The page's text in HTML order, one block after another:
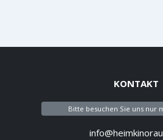
KONTAKT
Bitte besuchen Sie uns nur